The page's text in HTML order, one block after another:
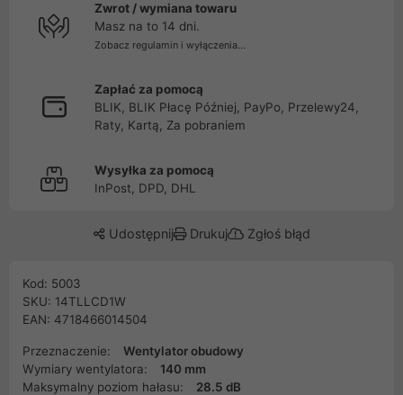
Zwrot / wymiana towaru
Masz na to 14 dni.
Zobacz regulamin i wyłączenia...
Zapłać za pomocą
BLIK, BLIK Płacę Później, PayPo, Przelewy24,
Raty, Kartą, Za pobraniem
Wysyłka za pomocą
InPost, DPD, DHL
Udostępnij Drukuj Zgłoś błąd
Kod: 5003
SKU: 14TLLCD1W
EAN: 4718466014504
Przeznaczenie:
Wentylator obudowy
Wymiary wentylatora:
140 mm
Maksymalny poziom hałasu:
28.5 dB